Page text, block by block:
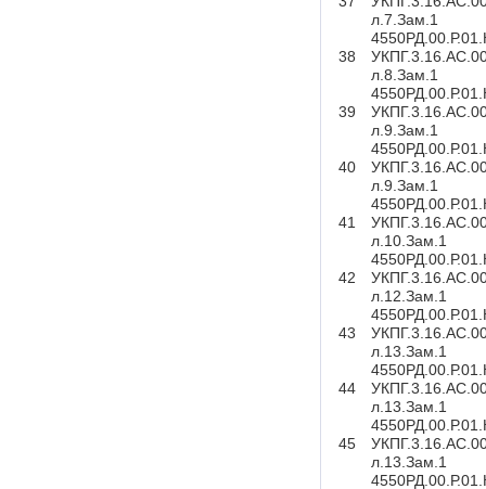
л.7.Зам.1
38
л.8.Зам.1
39
л.9.Зам.1
40
л.9.Зам.1
41
л.10.Зам.1
42
л.12.Зам.1
43
л.13.Зам.1
44
л.13.Зам.1
45
л.13.Зам.1